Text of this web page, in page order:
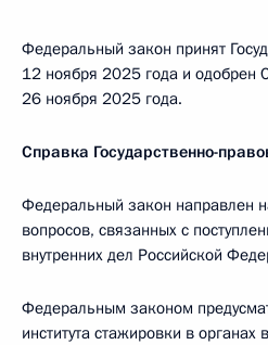
Федеральный закон принят
12 ноября 2025 года и одобрен
26 ноября 2025 года.
Справка Государственно-
Федеральный закон направлен
вопросов, связанных с
внутренних дел Российской
Федеральным законом
института стажировки в органах